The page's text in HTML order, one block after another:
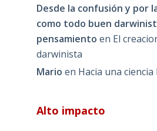
Desde la confusión y por
como todo buen
pensamiento en El
darwinista
Mario en Hacia una
Alto impacto